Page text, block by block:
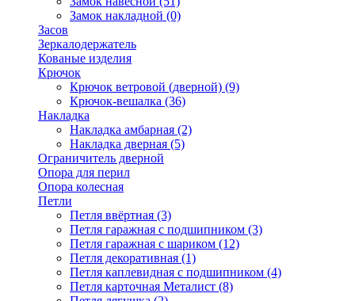
Замок накладной (0)
Засов
Зеркалодержатель
Кованые изделия
Крючок
Крючок ветровой (дверной) (9)
Крючок-вешалка (36)
Накладка
Накладка амбарная (2)
Накладка дверная (5)
Ограничитель дверной
Опора для перил
Опора колесная
Петли
Петля ввёртная (3)
Петля гаражная с подшипником (3)
Петля гаражная с шариком (12)
Петля декоративная (1)
Петля каплевидная с подшипником (4)
Петля карточная Металист (8)